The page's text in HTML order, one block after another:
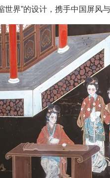
界”的设计，携手中国屏风